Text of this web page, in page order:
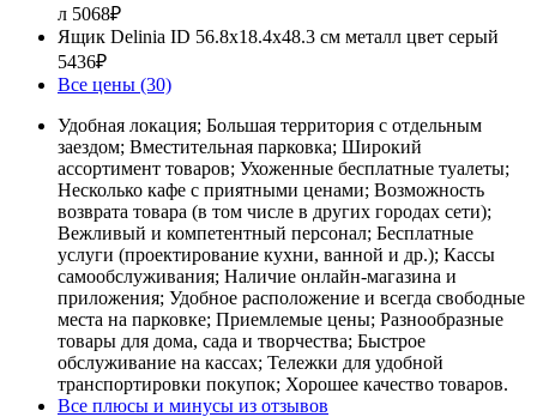
л 5068₽
Ящик Delinia ID 56.8x18.4x48.3 см металл цвет серый
5436₽
Все цены (30)
Удобная локация; Большая территория с отдельным
заездом; Вместительная парковка; Широкий
ассортимент товаров; Ухоженные бесплатные туалеты;
Несколько кафе с приятными ценами; Возможность
возврата товара (в том числе в других городах сети);
Вежливый и компетентный персонал; Бесплатные
услуги (проектирование кухни, ванной и др.); Кассы
самообслуживания; Наличие онлайн-магазина и
приложения; Удобное расположение и всегда свободные
места на парковке; Приемлемые цены; Разнообразные
товары для дома, сада и творчества; Быстрое
обслуживание на кассах; Тележки для удобной
транспортировки покупок; Хорошее качество товаров.
Все плюсы и минусы из отзывов